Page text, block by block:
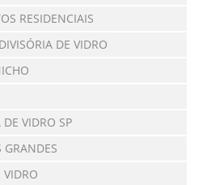
RESIDENCIAIS
DE VIDRO
VIDRO SP
GRANDES